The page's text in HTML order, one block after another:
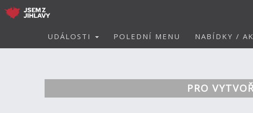
UDÁLOSTI POLEDNÍ MENU NABÍDKY /
PRO